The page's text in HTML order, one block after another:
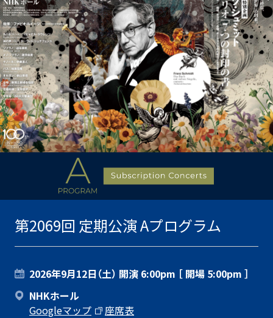
第2069回 定期公演 Aプログラム
2026年9月12日（土） 開演 6:00pm ［ 開場 5:00pm ］
NHKホール
Googleマップ
座席表